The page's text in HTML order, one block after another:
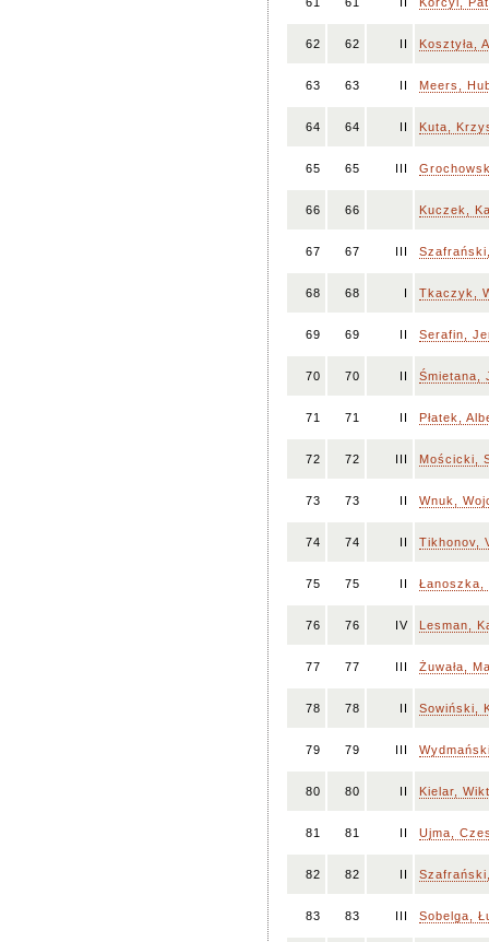
62 62 II Kosztyła,
63 63 II Meers,
64 64 II Kuta,
65 65 III
66 66 Kuczek,
67 67 III
68 68 I Tkaczyk,
69 69 II Serafin,
70 70 II Śmietana,
71 71 II Płatek,
72 72 III Mościcki,
73 73 II Wnuk,
74 74 II Tikhonov,
75 75 II Łanoszka,
76 76 IV Lesman,
77 77 III Żuwała,
78 78 II Sowiński,
79 79 III
80 80 II Kielar,
81 81 II Ujma,
82 82 II
83 83 III Sobelga,